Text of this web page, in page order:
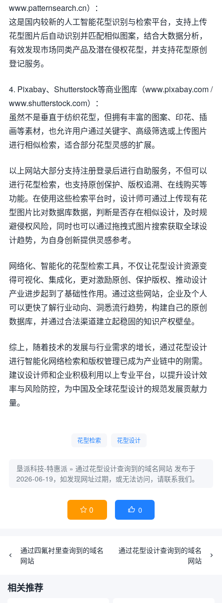
www.patternsearch.cn）：
这是国内较新的人工智能花型识别与检索平台，支持上传
花型图片后自动识别并匹配相似图案，结合大数据分析，
有效发现市场同类产品及潜在侵权花型，并支持花型原创
登记服务。
4. Pixabay、Shutterstock等商业图库（www.pixabay.com /
www.shutterstock.com）：
虽然不是垂直于纺织花型，但拥有丰富的图案、印花、插
画等素材，也允许用户通过关键字、高级筛选或上传图片
进行相似检索，适合部分花型灵感的扩展。
以上网站大部分支持注册登录后进行自助服务，不但可以
进行花型检索，也支持原创保护、版权追溯、在线购买等
功能。在使用这些检索平台时，设计师可通过上传现有花
型图片比对数据库数据，判断是否存在相似设计，及时规
避侵权风险，同时也可以通过拖拽式图片搜索获取全球设
计趋势，为自身创新提供灵感参考。
网络化、智能化的花型检索工具，不仅让花型设计资源变
得可视化、集成化，更对激励原创、保护版权、推动设计
产业进步起到了基础性作用。通过这些网站，企业及个人
可以更快了解行业动向、洞悉流行趋势，构建自己的原创
数据库，并通过合法渠道建立起稳固的知识产权壁垒。
综上，随着技术的发展与行业需求的增长，通过花型设计
进行智能化网络检索和版权管理已成为产业链中的刚需。
建议设计师和企业积极利用以上专业平台，以提升设计效
率与风险防控，为中国及全球花型设计的规范发展贡献力
量。
花型检索 花型设计
垦派科技-特惠派 » 通过花型设计查询到的域名网站 发布于
2026-06-19，如发现网址过期，或无法访问，请联系我们。
 0  0
通过四氟衬里查询到的域名
网站
通过花型设计查询到的域名
网站
相关推荐